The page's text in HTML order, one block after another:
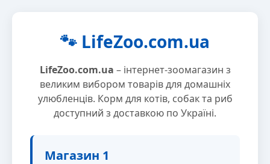
🐾 LifeZoo.com.ua
LifeZoo.com.ua – інтернет-зоомагазин з
великим вибором товарів для домашніх
улюбленців. Корм для котів, собак та риб
доступний з доставкою по Україні.
Магазин 1